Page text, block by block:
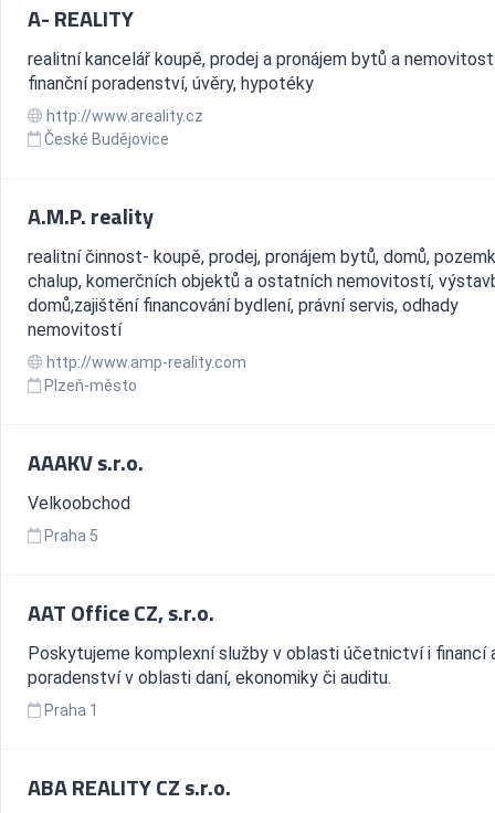
A- REALITY
realitní kancelář koupě, prodej a pronájem bytů a
finanční poradenství, úvěry, hypotéky
http://www.areality.cz
České Budějovice
A.M.P. reality
realitní činnost- koupě, prodej, pronájem bytů, domů,
chalup, komerčních objektů a ostatních nemovitostí,
domů,zajištění financování bydlení, právní servis, odhady
nemovitostí
http://www.amp-reality.com
Plzeň-město
AAAKV s.r.o.
Velkoobchod
Praha 5
AAT Office CZ, s.r.o.
Poskytujeme komplexní služby v oblasti účetnictví i financí
poradenství v oblasti daní, ekonomiky či auditu.
Praha 1
ABA REALITY CZ s.r.o.